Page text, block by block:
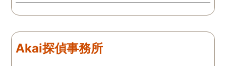
する関係の人でした。明
かに家の前を通るときに
りげなくゴミを捨ててお
り、まさに決定的瞬間を
Akai探偵事務所